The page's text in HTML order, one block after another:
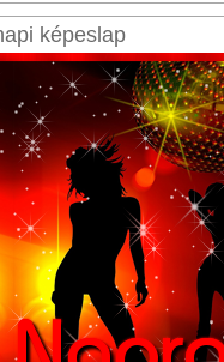
képeslap